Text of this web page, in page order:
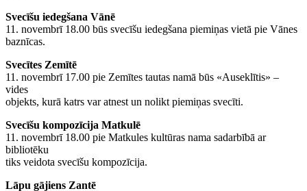
Svecīšu iedegšana Vānē
11. novembrī 18.00 būs svecīšu iedegšana piemiņas vietā pie Vānes
baznīcas.
Svecītes Zemītē
11. novembrī 17.00 pie Zemītes tautas namā būs «Auseklītis» –
vides
objekts, kurā katrs var atnest un nolikt piemiņas svecīti.
Svecīšu kompozīcija Matkulē
11. novembrī 18.00 pie Matkules kultūras nama sadarbībā ar
bibliotēku
tiks veidota svecīšu kompozīcija.
Lāpu gājiens Zantē